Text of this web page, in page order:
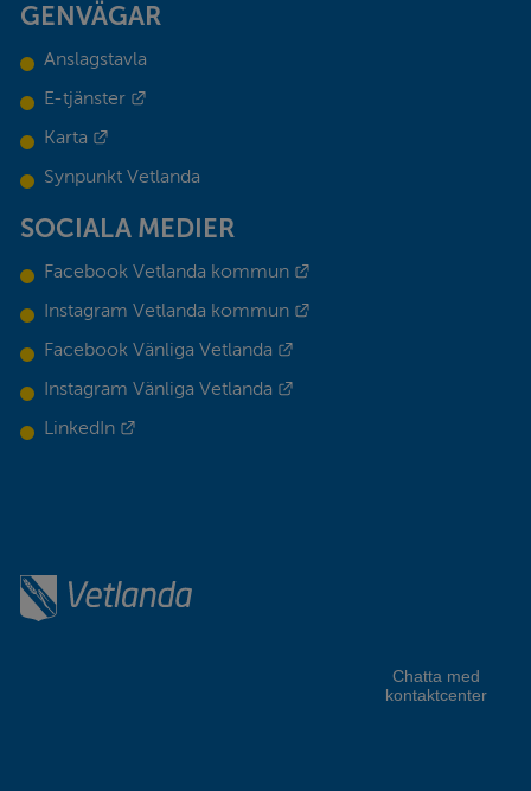
GENVÄGAR
Anslagstavla
E-tjänster
Karta
Synpunkt Vetlanda
SOCIALA MEDIER
Facebook Vetlanda kommun
Instagram Vetlanda kommun
Facebook Vänliga Vetlanda
Instagram Vänliga Vetlanda
LinkedIn